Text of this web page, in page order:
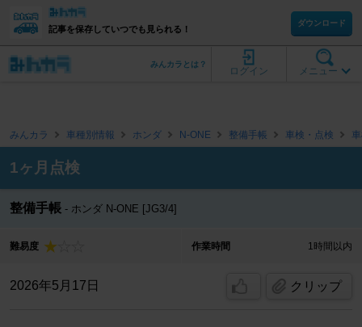
記事を保存していつでも見られる！
ダウンロード
メニュー
ログイン
みんカラとは？
みんカラ 車種別情報 ホンダ N-ONE 整備手帳 車検・点検
1ヶ月点検
整備手帳 ホンダ N-ONE [JG3/4]
難易度 作業時間 1時間以内
2026年5月17日 クリップ